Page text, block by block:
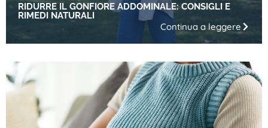
RIDURRE IL GONFIORE ADDOMINALE: CONSIGLI E
RIMEDI NATURALI
Continua a leggere